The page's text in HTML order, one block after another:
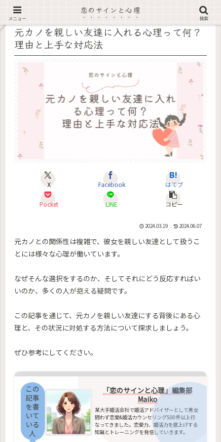
記事内に広告あり
元カノを親しい友達に入れる心理って何？
理由と上手な対応法
X Facebook はてブ
Pocket LINE コピー
2024.03.19 2024.06.07
元カノとの関係性は複雑で、彼女を親しい友達として扱うこ
とには様々な心理が働いています。
なぜそんな選択をするのか、そしてそれにどう反応すればい
いのか、多くの人が抱える疑問です。
この記事を通じて、元カノを親しい友達にする背後にある心
理と、その状況に対処する方法について探求しましょう。
ぜひ参考にしてください。
この
記事
を書
いて
いる
人
「恋のサインと心理」編集部
Maiko
某大手婚活会社で婚活アドバイザーとして男女
問わず恋愛&婚活カウンセリング500件以上行
なってきました。恋愛力、婚活力を底上げする
知識とトレーニングを発信していきます。
メニュー
恋のサインと心理
検索